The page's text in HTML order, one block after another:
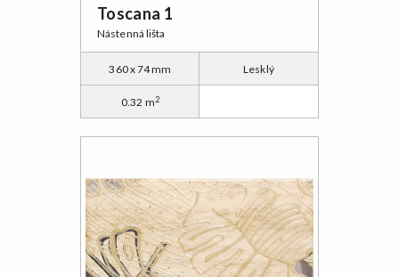
Toscana 1
Nástenná lišta
360 x 74 mm Lesklý
0.32 m2